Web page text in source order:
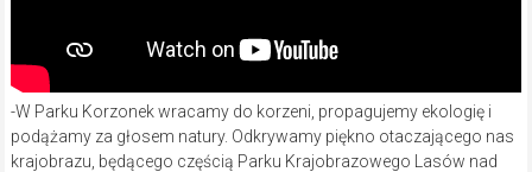
-W Parku Korzonek wracamy do korzeni, propagujemy ekologię i
podążamy za głosem natury. Odkrywamy piękno otaczającego nas
krajobrazu, będącego częścią Parku Krajobrazowego Lasów nad